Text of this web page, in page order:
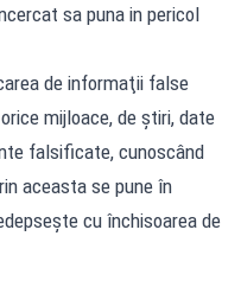
sa puna in pericol
de informaţii false
mijloace, de ştiri, date
falsificate, cunoscând
aceasta se pune în
cu închisoarea de